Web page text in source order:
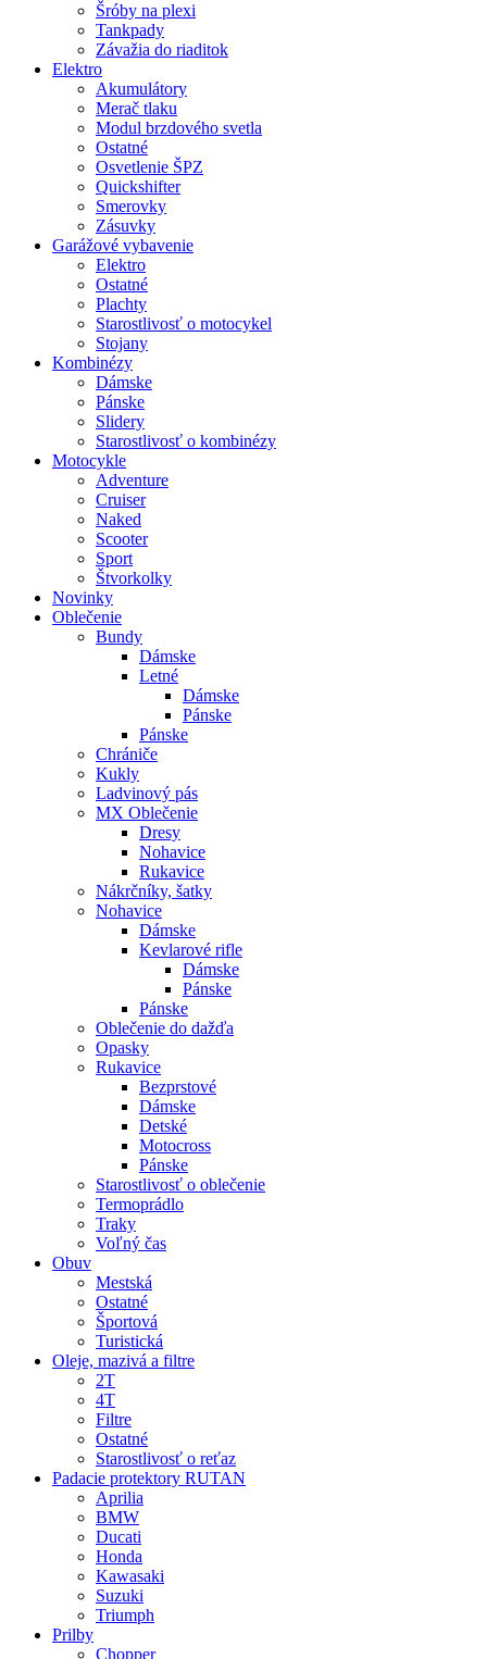
Šróby na plexi
Tankpady
Závažia do riaditok
Elektro
Akumulátory
Merač tlaku
Modul brzdového svetla
Ostatné
Osvetlenie ŠPZ
Quickshifter
Smerovky
Zásuvky
Garážové vybavenie
Elektro
Ostatné
Plachty
Starostlivosť o motocykel
Stojany
Kombinézy
Dámske
Pánske
Slidery
Starostlivosť o kombinézy
Motocykle
Adventure
Cruiser
Naked
Scooter
Sport
Štvorkolky
Novinky
Oblečenie
Bundy
Dámske
Letné
Dámske
Pánske
Pánske
Chrániče
Kukly
Ladvinový pás
MX Oblečenie
Dresy
Nohavice
Rukavice
Nákrčníky, šatky
Nohavice
Dámske
Kevlarové rifle
Dámske
Pánske
Pánske
Oblečenie do dažďa
Opasky
Rukavice
Bezprstové
Dámske
Detské
Motocross
Pánske
Starostlivosť o oblečenie
Termoprádlo
Traky
Voľný čas
Obuv
Mestská
Ostatné
Športová
Turistická
Oleje, mazivá a filtre
2T
4T
Filtre
Ostatné
Starostlivosť o reťaz
Padacie protektory RUTAN
Aprilia
BMW
Ducati
Honda
Kawasaki
Suzuki
Triumph
Prilby
Chopper